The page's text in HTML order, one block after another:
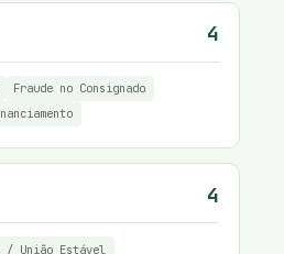
4
Fraude no Consignado
4
/ União Estável